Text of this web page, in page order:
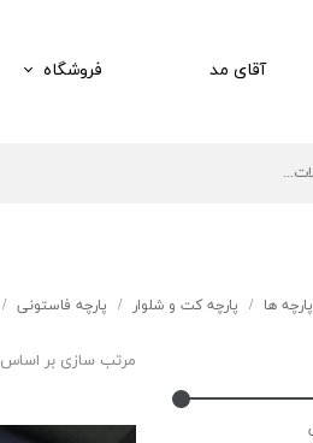
آقای مد فروشگاه
پارچه ها پارچه کت و شلوار پارچه فاستونی
مرتب سازی بر اساس